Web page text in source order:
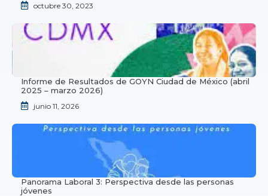
octubre 30, 2023
Informe de Resultados de GOYN Ciudad de México (abril
2025 – marzo 2026)
junio 11, 2026
Panorama Laboral 3: Perspectiva desde las personas
jóvenes